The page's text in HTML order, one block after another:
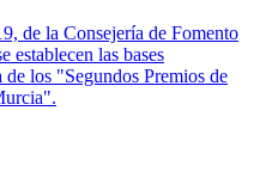
de la Consejería de Fomento
establecen las bases
los "Segundos Premios de